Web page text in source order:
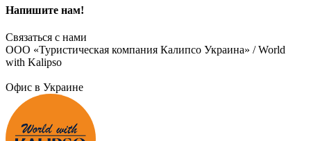
Напишите нам!
Связаться с нами
ООО «Туристическая компания Калипсо Украина» / World
with Kalipso
Офис в Украине